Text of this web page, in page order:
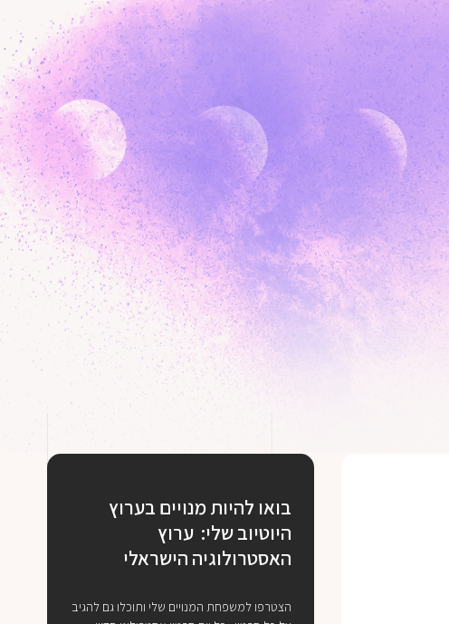
בואו להיות מנויים בערוץ
היוטיוב שלי: ערוץ
האסטרולוגיה הישראלי
הצטרפו למשפחת המנויים שלי ותוכלו גם להגיב